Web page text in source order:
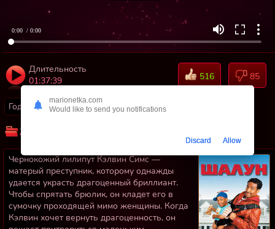
0:00 / 0:00
Длительность
01:37:39
516 85
Год: 2006 Страны:Канада, США
Жанр:
Чернокожий лилипут Кэлвин Симс —
матерый преступник, которому однажды
удается украсть драгоценный бриллиант.
Чтобы спрятать брюлик, он кладет его в
сумочку проходящей мимо женщины. Когда
Кэлвин хочет вернуть драгоценность, он
marionetka.com
Would like to send you notifications
Discard Allow